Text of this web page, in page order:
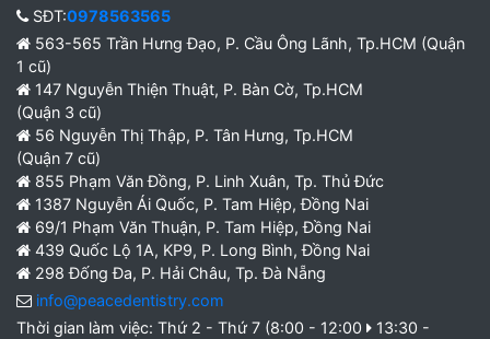
SĐT:0978563565
563-565 Trần Hưng Đạo, P. Cầu Ông Lãnh, Tp.HCM (Quận
1 cũ)
147 Nguyễn Thiện Thuật, P. Bàn Cờ, Tp.HCM
(Quận 3 cũ)
56 Nguyễn Thị Thập, P. Tân Hưng, Tp.HCM
(Quận 7 cũ)
855 Phạm Văn Đồng, P. Linh Xuân, Tp. Thủ Đức
1387 Nguyễn Ái Quốc, P. Tam Hiệp, Đồng Nai
69/1 Phạm Văn Thuận, P. Tam Hiệp, Đồng Nai
439 Quốc Lộ 1A, KP9, P. Long Bình, Đồng Nai
298 Đống Đa, P. Hải Châu, Tp. Đà Nẵng
info@peacedentistry.com
Thời gian làm việc: Thứ 2 - Thứ 7 (8:00 - 12:00
13:30 -